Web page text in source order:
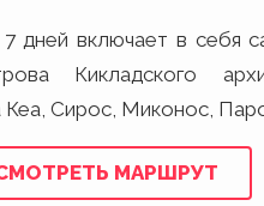
дней включает в себя
Кикладского
Кеа, Сирос, Миконос,
МАРШРУТ